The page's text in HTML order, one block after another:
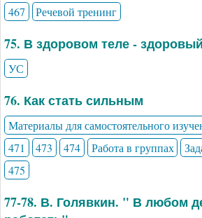
467 Речевой тренинг
75. В здоровом теле -
УС
76. Как стать сильным
Материалы для самостоятельного
471
473 474 Работа в группах
475
77-78. В. Голявкин. " В любом